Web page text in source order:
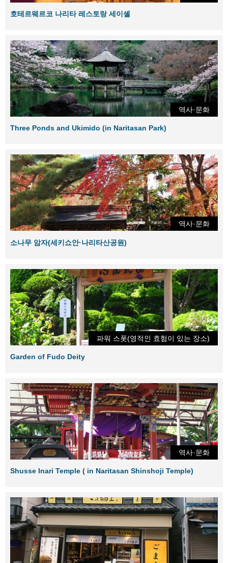
호테르웨르코 나리타 레스토랑 세이셸
역사·문화
Three Ponds and Ukimido (in Naritasan Park)
역사·문화
소나무 암자(세키쇼안·나리타산공원)
파워 스폿(영적인 효험이 있는 장소)
Garden of Fudo Deity
역사·문화
Shusse Inari Temple ( in Naritasan Shinshoji Temple)